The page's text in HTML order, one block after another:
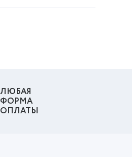
ЛЮБАЯ
ФОРМА
ОПЛАТЫ